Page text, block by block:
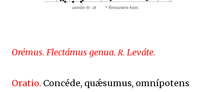
Orémus. Flectámus genua. ℞. Leváte.
Oratio. Concéde, quǽsumus, omnípotens